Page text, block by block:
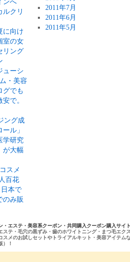
ルクリ
に向け
室の女
リング
ューシ
・美容
グでも
で。
ング成
ル」
学研究
が大幅
スメ
百花
本で
のみ販
2011年7月
2011年6月
2011年5月
・エステ・美容系クーポン・共同購入クーポン購入サイ
ステ・毛穴の黒ずみ・歯のホワイトニング・まつ毛エ
スメのお試しセットやトライアルキット・美容アイテ
）！